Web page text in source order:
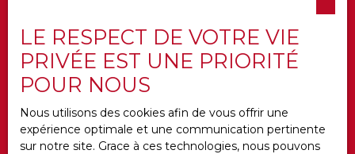
La Fouillouse (42480)
Localisation
Budget max (€)
Surface min (m²)
LE RESPECT DE VOTRE VIE
PRIVÉE EST UNE PRIORITÉ
POUR NOUS
Nous utilisons des cookies afin de vous offrir une
expérience optimale et une communication pertinente
sur notre site. Grace à ces technologies, nous pouvons